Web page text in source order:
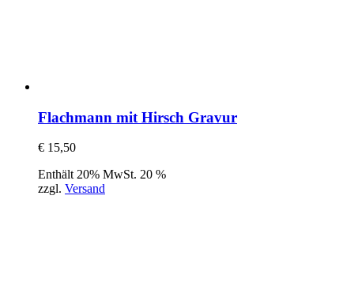
Flachmann mit Hirsch Gravur
€ 15,50
Enthält 20% MwSt. 20 %
zzgl. Versand